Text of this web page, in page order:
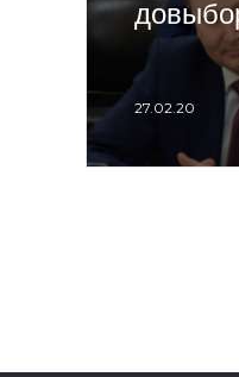
27.02.20